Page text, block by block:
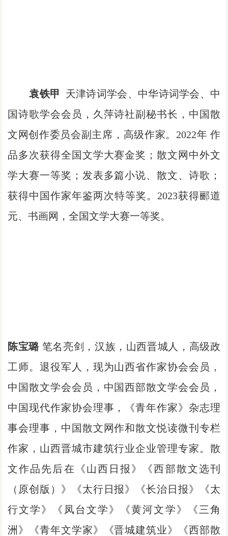
袁铁甲
天津诗词学会、中华诗词学会、中
国诗歌学会会员，久萍诗社副秘书长，中国散
文网创作委员会副主席，高级作家。2022年 作
品多次获得全国文学大赛金奖；散文网中外文
学大赛一等奖；发表多篇小说、散文、诗歌；
获得中国作家年鉴两次特等奖。2023获得郦道
元、书画网，全国文学大赛一等奖。
陈宝璐 笔名亮剑，汉族，山西晋城人，高级政
工师。退役军人，现为山西省作家协会会员，
中国散文学会会员，中国西部散文学会会员，
中国现代作家协会理事，《青年作家》杂志理
事会理事，中国散文网作和散文悦读微刊专栏
作家，山西晋城市建筑行业企业管理专家。散
文作品先后在《山西日报》《西部散文选刊
（原创版）》《太行日报》《长治日报》《太
行文学》《凤台文学》《黄河文学》《三角
洲》《青年文学家》《晋城建筑业》《西部散